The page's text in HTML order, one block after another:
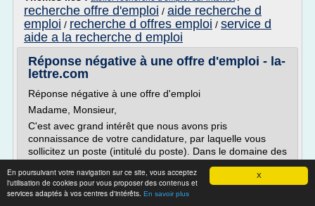
X
En poursuivant votre navigation sur ce site, vous acceptez
l'utilisation de cookies pour vous proposer des contenus et
services adaptés à vos centres d'intérêts. En savoir plus
recherche offre d'emploi / aide recherche d
emploi / recherche d offres emploi / service d
aide a la recherche d emploi
Réponse négative à une offre d'emploi - la-
lettre.com
Réponse négative à une offre d'emploi
Madame, Monsieur,
C'est avec grand intérêt que nous avons pris
connaissance de votre candidature, par laquelle vous
sollicitez un poste (intitulé du poste). Dans le domaine des
Au terme...
Lire la suite